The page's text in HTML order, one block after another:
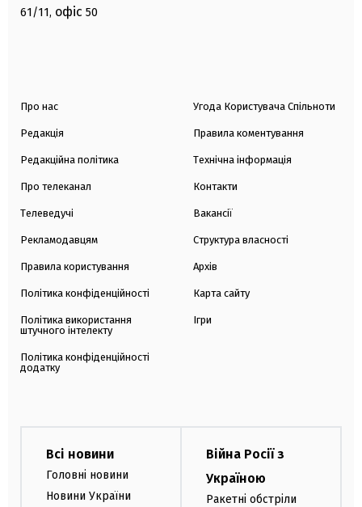
61/11, офіс 50
Про нас
Редакція
Редакційна політика
Про телеканал
Телеведучі
Рекламодавцям
Правила користування
Політика конфіденційності
Політика використання
штучного інтелекту
Політика конфіденційності
додатку
Угода Користувача Спільноти
Правила коментування
Технічна інформація
Контакти
Вакансії
Структура власності
Архів
Карта сайту
Ігри
Всі новини
Головні новини
Новини України
Війна Росії з
Україною
Ракетні обстріли